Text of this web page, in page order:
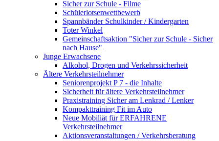
Sicher zur Schule - Filme
Schülerlotsenwettbewerb
Spannbänder Schulkinder / Kindergarten
Toter Winkel
Gemeinschaftsaktion "Sicher zur Schule - Sicher
nach Hause"
Junge Erwachsene
Alkohol, Drogen und Verkehrssicherheit
Ältere Verkehrsteilnehmer
Seniorenprojekt P 7 - die Inhalte
Sicherheit für ältere Verkehrsteilnehmer
Praxistraining Sicher am Lenkrad / Lenker
Kompakttraining Fit im Auto
Neue Mobiliät für ERFAHRENE
Verkehrsteilnehmer
Aktionsveranstaltungen / Verkehrsberatung